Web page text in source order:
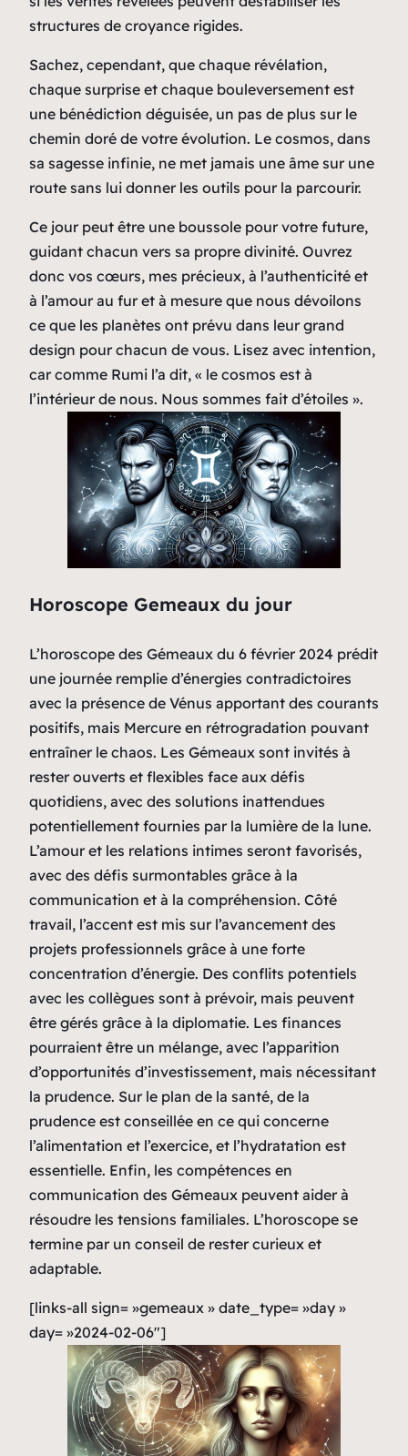
structures de croyance rigides.
Sachez, cependant, que chaque révélation,
chaque surprise et chaque bouleversement est
une bénédiction déguisée, un pas de plus sur le
chemin doré de votre évolution. Le cosmos, dans
sa sagesse infinie, ne met jamais une âme sur une
route sans lui donner les outils pour la parcourir.
Ce jour peut être une boussole pour votre future,
guidant chacun vers sa propre divinité. Ouvrez
donc vos cœurs, mes précieux, à l’authenticité et
à l’amour au fur et à mesure que nous dévoilons
ce que les planètes ont prévu dans leur grand
design pour chacun de vous. Lisez avec intention,
car comme Rumi l’a dit, « le cosmos est à
l’intérieur de nous. Nous sommes fait d’étoiles ».
Horoscope Gemeaux du jour
L’horoscope des Gémeaux du 6 février 2024 prédit
une journée remplie d’énergies contradictoires
avec la présence de Vénus apportant des courants
positifs, mais Mercure en rétrogradation pouvant
entraîner le chaos. Les Gémeaux sont invités à
rester ouverts et flexibles face aux défis
quotidiens, avec des solutions inattendues
potentiellement fournies par la lumière de la lune.
L’amour et les relations intimes seront favorisés,
avec des défis surmontables grâce à la
communication et à la compréhension. Côté
travail, l’accent est mis sur l’avancement des
projets professionnels grâce à une forte
concentration d’énergie. Des conflits potentiels
avec les collègues sont à prévoir, mais peuvent
être gérés grâce à la diplomatie. Les finances
pourraient être un mélange, avec l’apparition
d’opportunités d’investissement, mais nécessitant
la prudence. Sur le plan de la santé, de la
prudence est conseillée en ce qui concerne
l’alimentation et l’exercice, et l’hydratation est
essentielle. Enfin, les compétences en
communication des Gémeaux peuvent aider à
résoudre les tensions familiales. L’horoscope se
termine par un conseil de rester curieux et
adaptable.
[links-all sign= »gemeaux » date_type= »day »
day= »2024-02-06″]